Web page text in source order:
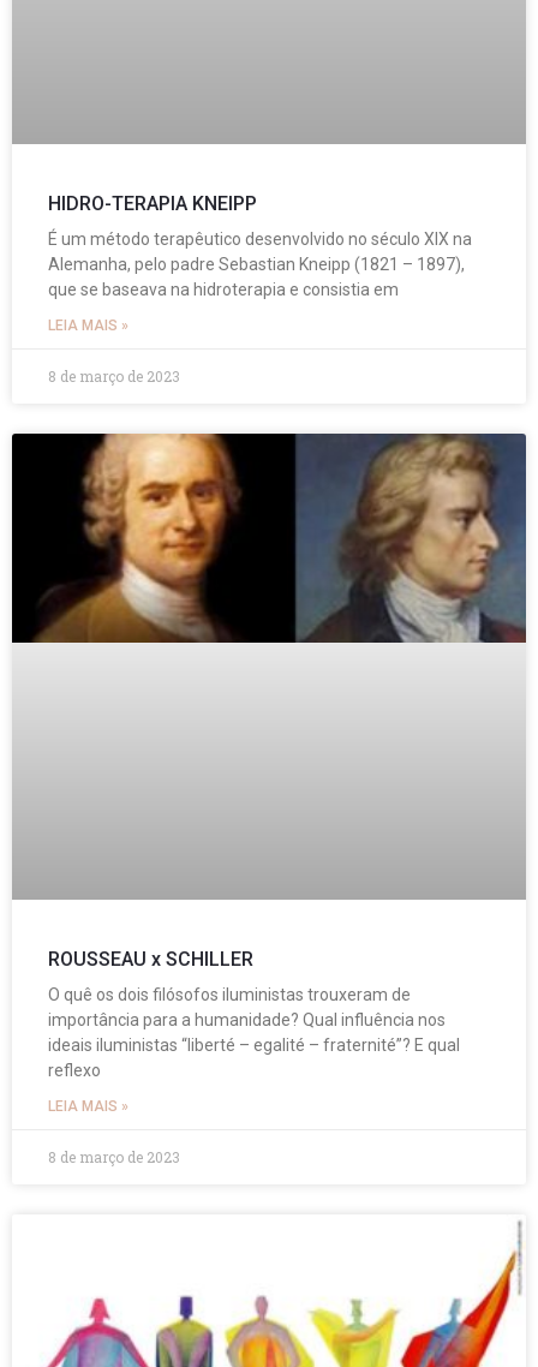
HIDRO-TERAPIA KNEIPP
É um método terapêutico desenvolvido no século XIX na
Alemanha, pelo padre Sebastian Kneipp (1821 – 1897),
que se baseava na hidroterapia e consistia em
LEIA MAIS »
8 de março de 2023
ROUSSEAU x SCHILLER
O quê os dois filósofos iluministas trouxeram de
importância para a humanidade? Qual influência nos
ideais iluministas “liberté – egalité – fraternité”? E qual
reflexo
LEIA MAIS »
8 de março de 2023